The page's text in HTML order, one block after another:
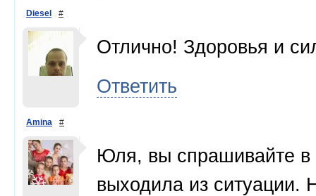
Diesel #
Отлично! Здоровья и
Ответить
Amina #
Юля, вы спрашивайте в
выходила из ситуации.